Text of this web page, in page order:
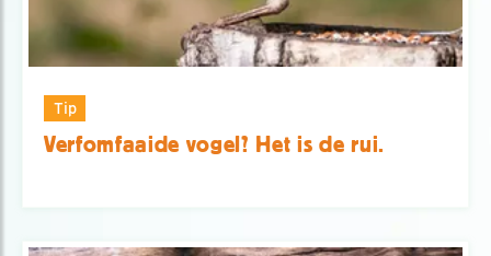
Tip
Verfomfaaide vogel? Het is de rui.